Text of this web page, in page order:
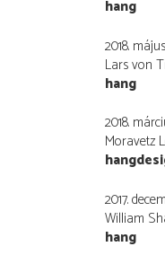
hang
2018.
Lars von
hang
2018.
Moravetz
2017.
William
hang